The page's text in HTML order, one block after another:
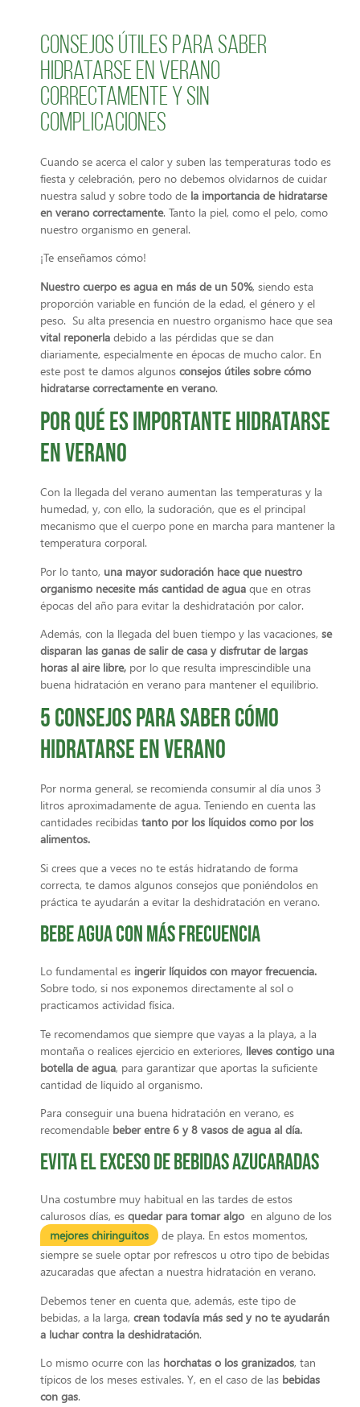
Consejos útiles para saber
hidratarse en verano
correctamente y sin
complicaciones
Cuando se acerca el calor y suben las temperaturas todo es
fiesta y celebración, pero no debemos olvidarnos de cuidar
nuestra salud y sobre todo de la importancia de hidratarse
en verano correctamente. Tanto la piel, como el pelo, como
nuestro organismo en general.
¡Te enseñamos cómo!
Nuestro cuerpo es agua en más de un 50%, siendo esta
proporción variable en función de la edad, el género y el
peso. Su alta presencia en nuestro organismo hace que sea
vital reponerla debido a las pérdidas que se dan
diariamente, especialmente en épocas de mucho calor. En
este post te damos algunos consejos útiles sobre cómo
hidratarse correctamente en verano.
Por qué es importante hidratarse
en verano
Con la llegada del verano aumentan las temperaturas y la
humedad, y, con ello, la sudoración, que es el principal
mecanismo que el cuerpo pone en marcha para mantener la
temperatura corporal.
Por lo tanto, una mayor sudoración hace que nuestro
organismo necesite más cantidad de agua que en otras
épocas del año para evitar la deshidratación por calor.
Además, con la llegada del buen tiempo y las vacaciones, se
disparan las ganas de salir de casa y disfrutar de largas
horas al aire libre, por lo que resulta imprescindible una
buena hidratación en verano para mantener el equilibrio.
5 Consejos para saber cómo
hidratarse en verano
Por norma general, se recomienda consumir al día unos 3
litros aproximadamente de agua. Teniendo en cuenta las
cantidades recibidas tanto por los líquidos como por los
alimentos.
Si crees que a veces no te estás hidratando de forma
correcta, te damos algunos consejos que poniéndolos en
práctica te ayudarán a evitar la deshidratación en verano.
Bebe agua con más frecuencia
Lo fundamental es ingerir líquidos con mayor frecuencia.
Sobre todo, si nos exponemos directamente al sol o
practicamos actividad física.
Te recomendamos que siempre que vayas a la playa, a la
montaña o realices ejercicio en exteriores, lleves contigo una
botella de agua, para garantizar que aportas la suficiente
cantidad de líquido al organismo.
Para conseguir una buena hidratación en verano, es
recomendable beber entre 6 y 8 vasos de agua al día.
Evita el exceso de bebidas azucaradas
Una costumbre muy habitual en las tardes de estos
calurosos días, es quedar para tomar algo en alguno de los
mejores chiringuitos
de playa. En estos momentos,
siempre se suele optar por refrescos u otro tipo de bebidas
azucaradas que afectan a nuestra hidratación en verano.
Debemos tener en cuenta que, además, este tipo de
bebidas, a la larga, crean todavía más sed y no te ayudarán
a luchar contra la deshidratación.
Lo mismo ocurre con las horchatas o los granizados, tan
típicos de los meses estivales. Y, en el caso de las bebidas
con gas.